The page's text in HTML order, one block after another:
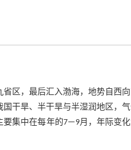
区，最后汇入渤海，地势自西
干旱、半干旱与半湿润地区，
集中在每年的7—9月，年际变化